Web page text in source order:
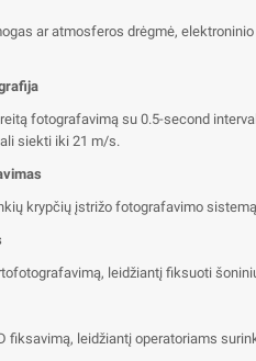
ar atmosferos drėgmė,
fotografavimą su 0.5-second
siekti iki 21 m/s.
krypčių įstrižo fotografavimo
leidžiantį fiksuoti
fiksavimą, leidžiantį operatoriams